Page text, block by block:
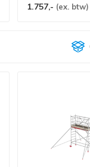
1.757,- (ex. btw)